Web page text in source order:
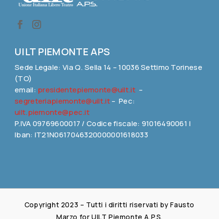
UILT PIEMONTE APS
Sede Legale: Via Q. Sella 14 – 10036 Settimo Torinese
(TO)
email: presidentepiemonte@uilt.it–
segreteriapiemonte@uilt.it– Pec:
uilt.piemonte@pec.it
P.IVA 09769600017 / Codice fiscale: 91016490061 |
Iban: IT21N0617046320000001618033
Copyright 2023 – Tutti i diritti riservati by Fausto
Marzo for UILT Piemonte A.P.S.